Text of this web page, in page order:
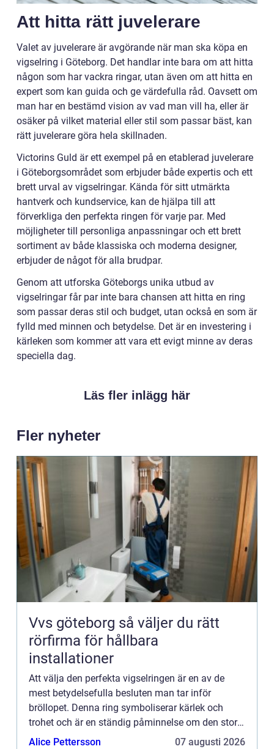
Att hitta rätt juvelerare
Valet av juvelerare är avgörande när man ska köpa en
vigselring i Göteborg. Det handlar inte bara om att hitta
någon som har vackra ringar, utan även om att hitta en
expert som kan guida och ge värdefulla råd. Oavsett om
man har en bestämd vision av vad man vill ha, eller är
osäker på vilket material eller stil som passar bäst, kan
rätt juvelerare göra hela skillnaden.
Victorins Guld är ett exempel på en etablerad juvelerare
i Göteborgsområdet som erbjuder både expertis och ett
brett urval av vigselringar. Kända för sitt utmärkta
hantverk och kundservice, kan de hjälpa till att
förverkliga den perfekta ringen för varje par. Med
möjligheter till personliga anpassningar och ett brett
sortiment av både klassiska och moderna designer,
erbjuder de något för alla brudpar.
Genom att utforska Göteborgs unika utbud av
vigselringar får par inte bara chansen att hitta en ring
som passar deras stil och budget, utan också en som är
fylld med minnen och betydelse. Det är en investering i
kärleken som kommer att vara ett evigt minne av deras
speciella dag.
Läs fler inlägg här
Fler nyheter
Vvs göteborg så väljer du rätt
rörfirma för hållbara
installationer
Att välja den perfekta vigselringen är en av de
mest betydelsefulla besluten man tar inför
bröllopet. Denna ring symboliserar kärlek och
trohet och är en ständig påminnelse om den stora
dagen. I Göteborg,...
Alice Pettersson 07 augusti 2026